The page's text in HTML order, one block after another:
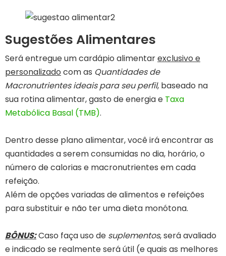
Sugestões Alimentares
Será entregue um cardápio alimentarexclusivo e
personalizado com as Quantidades de
Macronutrientes ideais para seu perfil, baseado na
sua rotina alimentar, gasto de energia e Taxa
Metabólica Basal (TMB).
Dentro desse plano alimentar, você irá encontrar as
quantidades a serem consumidas no dia, horário, o
número de calorias e macronutrientes em cada
refeição.
Além de opções variadas de alimentos e refeições
para substituir e não ter uma dieta monótona.
BÔNUS:Caso faça uso de suplementos, será avaliado
e indicado se realmente será útil (e quais as melhores